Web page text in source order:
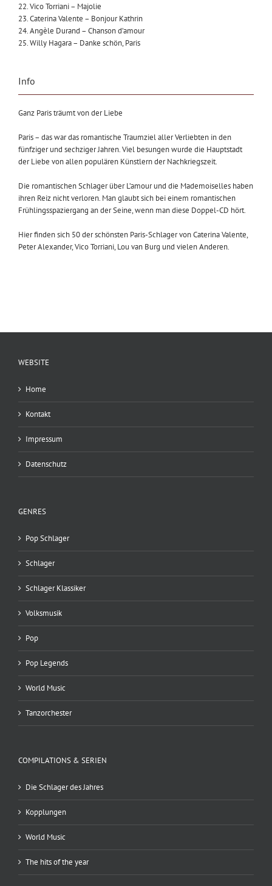
22. Vico Torriani – Majolie
23. Caterina Valente – Bonjour Kathrin
24. Angèle Durand – Chanson d’amour
25. Willy Hagara – Danke schön, Paris
Info
Ganz Paris träumt von der Liebe
Paris – das war das romantische Traumziel aller Verliebten in den
fünfziger und sechziger Jahren. Viel besungen wurde die Hauptstadt
der Liebe von allen populären Künstlern der Nachkriegszeit.
Die romantischen Schlager über L’amour und die Mademoiselles haben
ihren Reiz nicht verloren. Man glaubt sich bei einem romantischen
Frühlingsspaziergang an der Seine, wenn man diese Doppel-CD hört.
Hier finden sich 50 der schönsten Paris-Schlager von Caterina Valente,
Peter Alexander, Vico Torriani, Lou van Burg und vielen Anderen.
WEBSITE
Home
Kontakt
Impressum
Datenschutz
GENRES
Pop Schlager
Schlager
Schlager Klassiker
Volksmusik
Pop
Pop Legends
World Music
Tanzorchester
COMPILATIONS & SERIEN
Die Schlager des Jahres
Kopplungen
World Music
The hits of the year